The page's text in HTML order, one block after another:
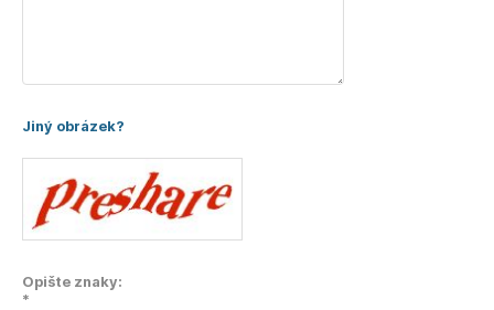
Jiný obrázek?
Opište znaky:
*